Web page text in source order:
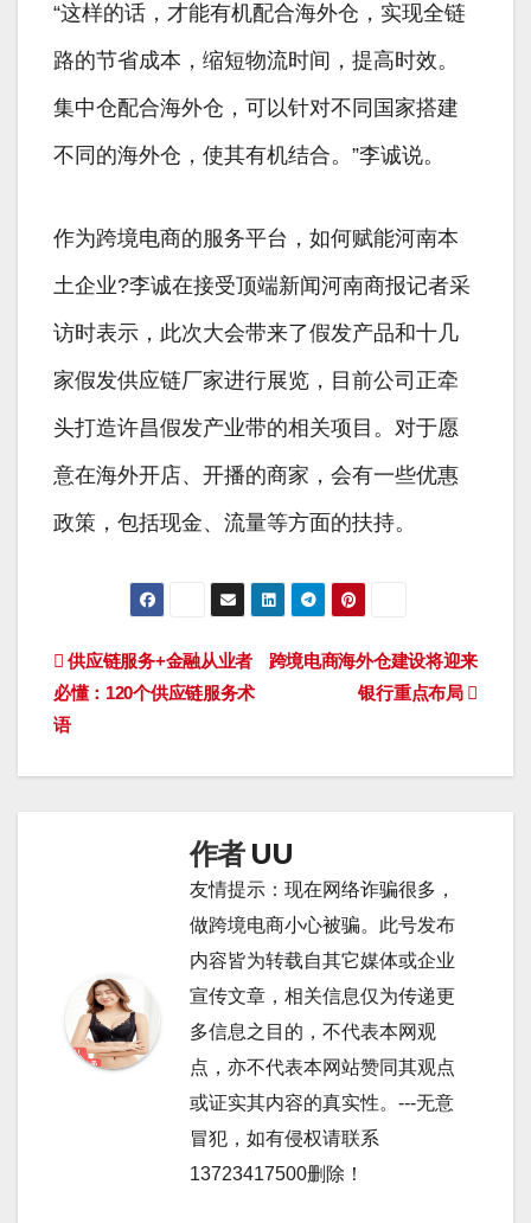
“这样的话，才能有机配合海外仓，实现全链
路的节省成本，缩短物流时间，提高时效。
集中仓配合海外仓，可以针对不同国家搭建
不同的海外仓，使其有机结合。”李诚说。
作为跨境电商的服务平台，如何赋能河南本
土企业?李诚在接受顶端新闻河南商报记者采
访时表示，此次大会带来了假发产品和十几
家假发供应链厂家进行展览，目前公司正牵
头打造许昌假发产业带的相关项目。对于愿
意在海外开店、开播的商家，会有一些优惠
政策，包括现金、流量等方面的扶持。
文
章
导
跨境电商海外仓建设将迎来
银行重点布局
供应链服务+金融从业者
必懂：120个供应链服务术
语
作者 UU
友情提示：现在网络诈骗很多，
做跨境电商小心被骗。此号发布
内容皆为转载自其它媒体或企业
宣传文章，相关信息仅为传递更
多信息之目的，不代表本网观
点，亦不代表本网站赞同其观点
或证实其内容的真实性。---无意
冒犯，如有侵权请联系
13723417500删除！